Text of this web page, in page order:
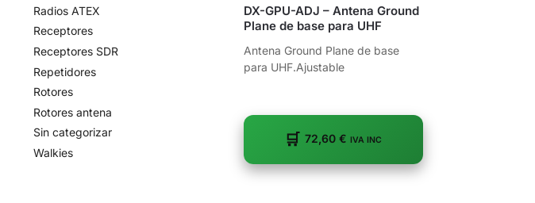
DX-GPU-ADJ – Antena Ground
Plane de base para UHF
Antena Ground Plane de base
para UHF.Ajustable
72,60€ IVA INC
Radios ATEX
Receptores
Receptores SDR
Repetidores
Rotores
Rotores antena
Sin categorizar
Walkies